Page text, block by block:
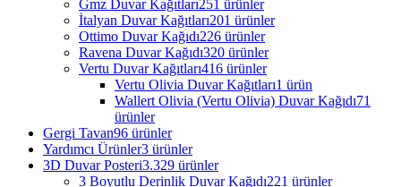
Gmz Duvar Kağıtları251 ürünler
İtalyan Duvar Kağıtları201 ürünler
Ottimo Duvar Kağıdı226 ürünler
Ravena Duvar Kağıdı320 ürünler
Vertu Duvar Kağıtları416 ürünler
Vertu Olivia Duvar Kağıtları1 ürün
Wallert Olivia (Vertu Olivia) Duvar Kağıdı71
ürünler
Gergi Tavan96 ürünler
Yardımcı Ürünler3 ürünler
3D Duvar Posteri3.329 ürünler
3 Boyutlu Derinlik Duvar Kağıdı221 ürünler